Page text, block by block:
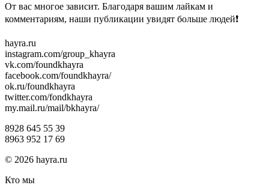
От вас многое зависит. Благодаря вашим лайкам и
комментариям, наши публикации увидят больше людей❗
hayra.ru
instagram.com/group_khayra
vk.com/foundkhayra
facebook.com/foundkhayra/
ok.ru/foundkhayra
twitter.com/fondkhayra
my.mail.ru/mail/bkhayra/
8928 645 55 39
8963 952 17 69
© 2026 hayra.ru
Кто мы